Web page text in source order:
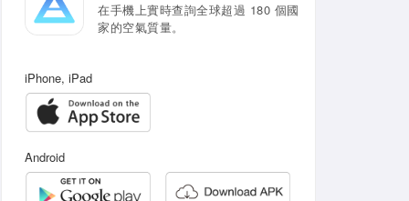
在手機上實時查詢全球超過 180 個國
家的空氣質量。
iPhone, iPad
Android